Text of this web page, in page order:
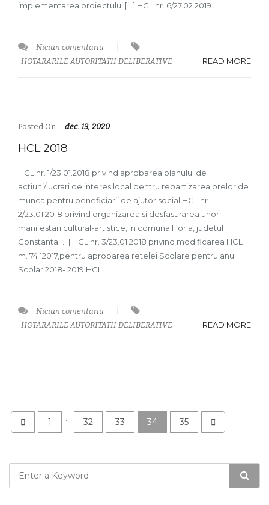
implementarea proiectului […] HCL nr. 6/27.02.2019
Niciun comentariu
HOTARARILE AUTORITATII DELIBERATIVE
READ MORE
Posted On dec. 13, 2020
HCL 2018
HCL nr. 1/23.01.2018 privind aprobarea planului de
actiuni/lucrari de interes local pentru repartizarea orelor de
munca pentru beneficiarii de ajutor social HCL nr.
2/23.01.2018 privind organizarea si desfasurarea unor
manifestari cultural-artistice, in comuna Horia, judetul
Constanta […] HCL nr. 3/23.01.2018 privind modificarea HCL
m. 74 12017,pentru aprobarea retelei Scolare pentru anul
Scolar 2018- 2019 HCL
Niciun comentariu
HOTARARILE AUTORITATII DELIBERATIVE
READ MORE
1 32 33 34 35